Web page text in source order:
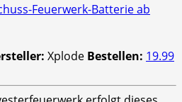
Xplode Bestellen: 19.99